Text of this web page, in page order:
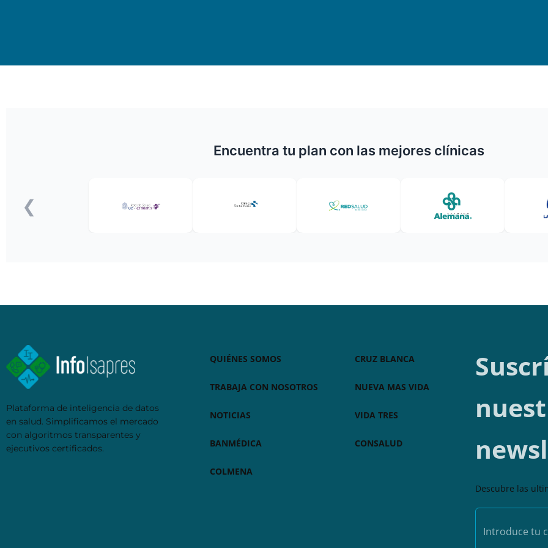
Encuentra tu plan con las mejores clínicas
❮
Plataforma de inteligencia de datos
en salud. Simplificamos el mercado
con algoritmos transparentes y
ejecutivos certificados.
QUIÉNES SOMOS
TRABAJA CON NOSOTROS
NOTICIAS
BANMÉDICA
COLMENA
CRUZ BLANCA
NUEVA MAS VIDA
VIDA TRES
CONSALUD
Descubre las